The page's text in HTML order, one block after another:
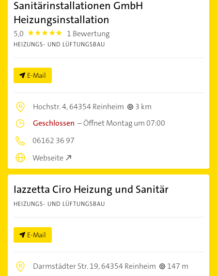
Sanitärinstallationen GmbH
Heizungsinstallation
5,0 5.0 1 Bewertung
HEIZUNGS- UND LÜFTUNGSBAU
E-Mail
Hochstr. 4,64354 Reinheim
3 km
Geschlossen –Öffnet Montag um 07:00
06162 36 97
Webseite
Iazzetta Ciro Heizung und Sanitär
HEIZUNGS- UND LÜFTUNGSBAU
E-Mail
Darmstädter Str. 19,64354 Reinheim
147 m